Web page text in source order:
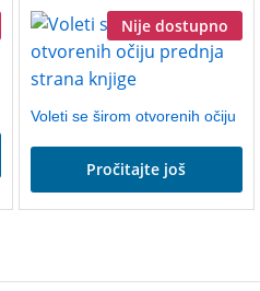
Nije dostupno
Voleti se širom otvorenih očiju
Pročitajte još